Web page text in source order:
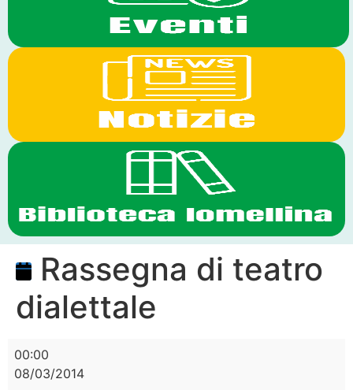
Rassegna di teatro
dialettale
00:00
08/03/2014